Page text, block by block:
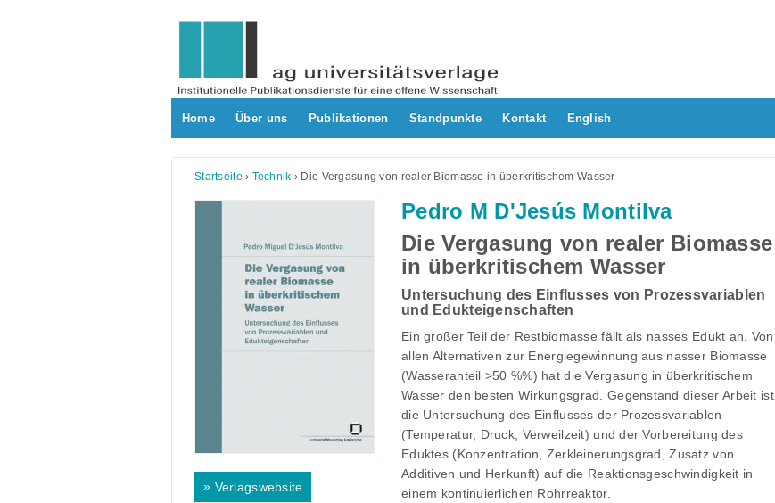
Home Über uns Publikationen Standpunkte Kontakt English
Startseite › Technik › Die Vergasung von realer Biomasse in überkritischem Wasser
Pedro M D'Jesús Montilva
Die Vergasung von realer Biomasse
in überkritischem Wasser
Untersuchung des Einflusses von Prozessvariablen
und Edukteigenschaften
Ein großer Teil der Restbiomasse fällt als nasses Edukt an. Von
allen Alternativen zur Energiegewinnung aus nasser Biomasse
(Wasseranteil >50 %%) hat die Vergasung in überkritischem
Wasser den besten Wirkungsgrad. Gegenstand dieser Arbeit ist
die Untersuchung des Einflusses der Prozessvariablen
(Temperatur, Druck, Verweilzeit) und der Vorbereitung des
Eduktes (Konzentration, Zerkleinerungsgrad, Zusatz von
Additiven und Herkunft) auf die Reaktionsgeschwindigkeit in
einem kontinuierlichen Rohrreaktor.
» Verlagswebsite